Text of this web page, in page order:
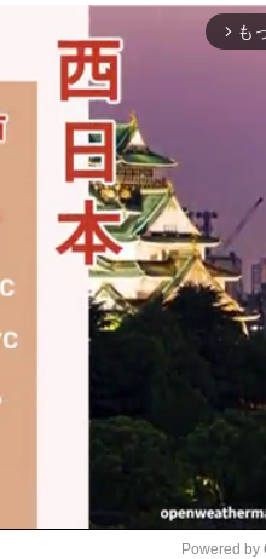
arrow_forward_ios も
Powered by